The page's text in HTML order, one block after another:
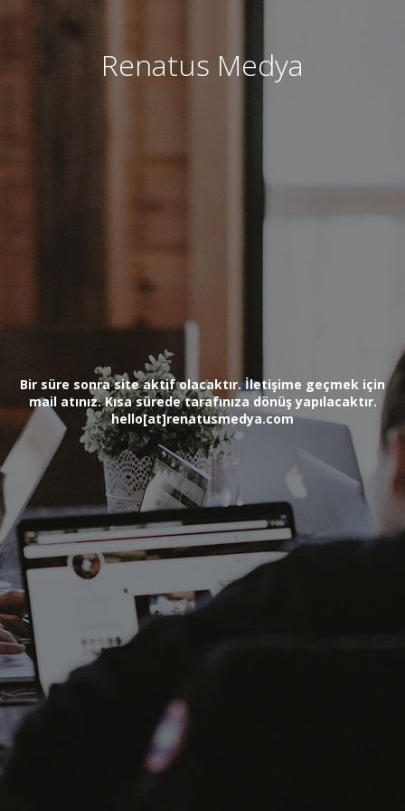
Renatus Medya
Bir süre sonra site aktif olacaktır. İletişime geçmek için
mail atınız. Kısa sürede tarafınıza dönüş yapılacaktır.
hello[at]renatusmedya.com